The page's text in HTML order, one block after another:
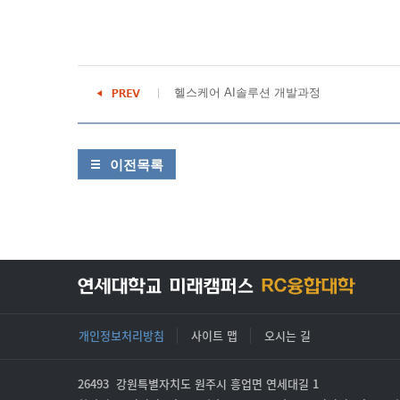
헬스케어 AI솔루션 개발과정
이전목록
개인정보처리방침 사이트 맵 오시는 길
26493 강원특별자치도 원주시 흥업면 연세대길 1